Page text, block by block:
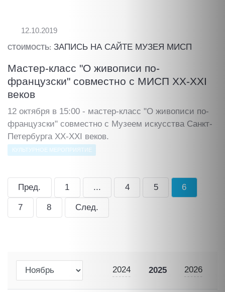
2024 2025 2026
12.10.2019
СТОИМОСТЬ: ЗАПИСЬ НА САЙТЕ МУЗЕЯ МИСП
Мастер-класс "О живописи по-
французски" совместно с МИСП XX-XXI
веков
12 октября в 15:00 - мастер-класс "О живописи по-
французски" совместно с Музеем искусства Санкт-
Петербурга ХХ-ХХI веков.
КУЛЬТУРНОЕ МЕРОПРИЯТИЕ
Пред. 1 ... 4 5 6
7 8 След.